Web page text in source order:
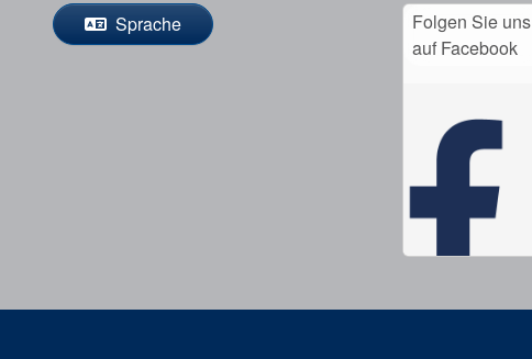
Sprache
Folgen Sie uns
auf Facebook